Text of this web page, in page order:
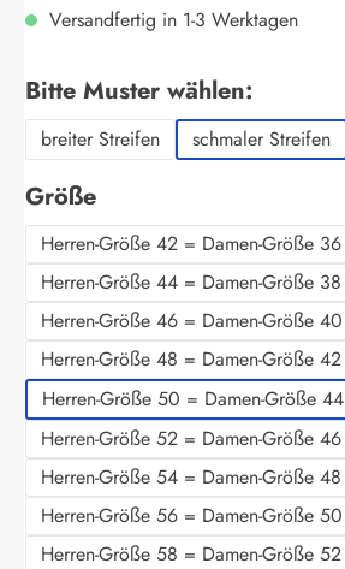
Versandfertig in 1-3 Werktagen
Bitte Muster wählen:
breiter Streifen schmaler Streifen
Größeauswählen
Herren-Größe 42 = Damen-Größe 36
Herren-Größe 44 = Damen-Größe 38
Herren-Größe 46 = Damen-Größe 40
Herren-Größe 48 = Damen-Größe 42
Herren-Größe 50 = Damen-Größe 44
Herren-Größe 52 = Damen-Größe 46
Herren-Größe 54 = Damen-Größe 48
Herren-Größe 56 = Damen-Größe 50
Herren-Größe 58 = Damen-Größe 52